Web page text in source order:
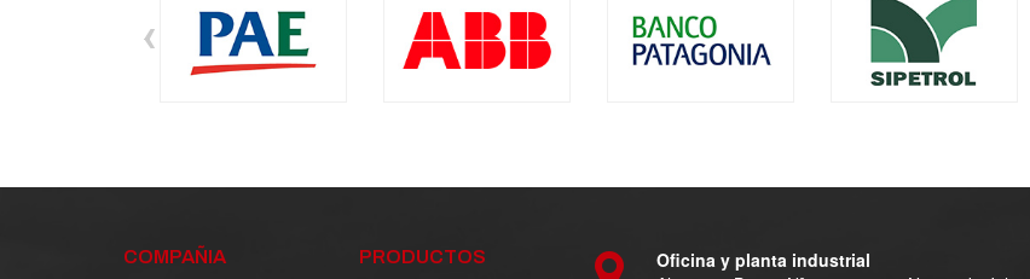
‹
COMPAÑIA PRODUCTOS
Oficina y planta industrial